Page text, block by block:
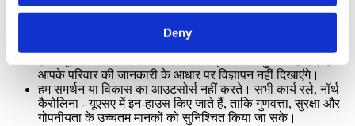
Deny
दौरान और संग्रहीत अवस्था में दोनों ही स्थितियों में एन्क्रिप्ट किया गया
आप अपने डेटा के मालिक हैं। यह आपके नियंत्रण में है, और इसे किसी
आपके परिवार की जानकारी के आधार पर विज्ञापन नहीं दिखाएंगे।
हम समर्थन या विकास का आउटसोर्स नहीं करते। सभी कार्य रले, नॉर्थ
कैरोलिना - यूएसए में इन-हाउस किए जाते हैं, ताकि गुणवत्ता, सुरक्षा और
गोपनीयता के उच्चतम मानकों को सुनिश्चित किया जा सके।